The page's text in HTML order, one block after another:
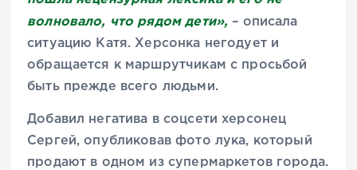
волновало, что рядом дети», – описала
ситуацию Катя. Херсонка негодует и
обращается к маршрутчикам с просьбой
быть прежде всего людьми.
Добавил негатива в соцсети херсонец
Сергей, опубликовав фото лука, который
продают в одном из супермаркетов города.